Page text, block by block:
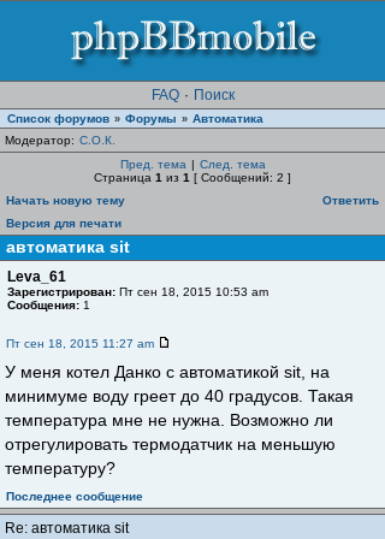
FAQ · Поиск
Список форумов » Форумы » Автоматика
Модератор: С.О.К.
Пред. тема | След. тема
Страница 1 из 1 [ Сообщений: 2 ]
Начать новую тему
Ответить
Версия для печати
автоматика sit
Leva_61
Зарегистрирован: Пт сен 18, 2015 10:53 am
Сообщения: 1
Пт сен 18, 2015 11:27 am
У меня котел Данко с автоматикой sit, на
минимуме воду греет до 40 градусов. Такая
температура мне не нужна. Возможно ли
отрегулировать термодатчик на меньшую
температуру?
Последнее сообщение
Re: автоматика sit